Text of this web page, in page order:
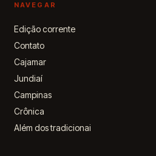
NAVEGAR
Edição corrente
Contato
Cajamar
Jundiaí
Campinas
Crônica
Além dos tradicionai